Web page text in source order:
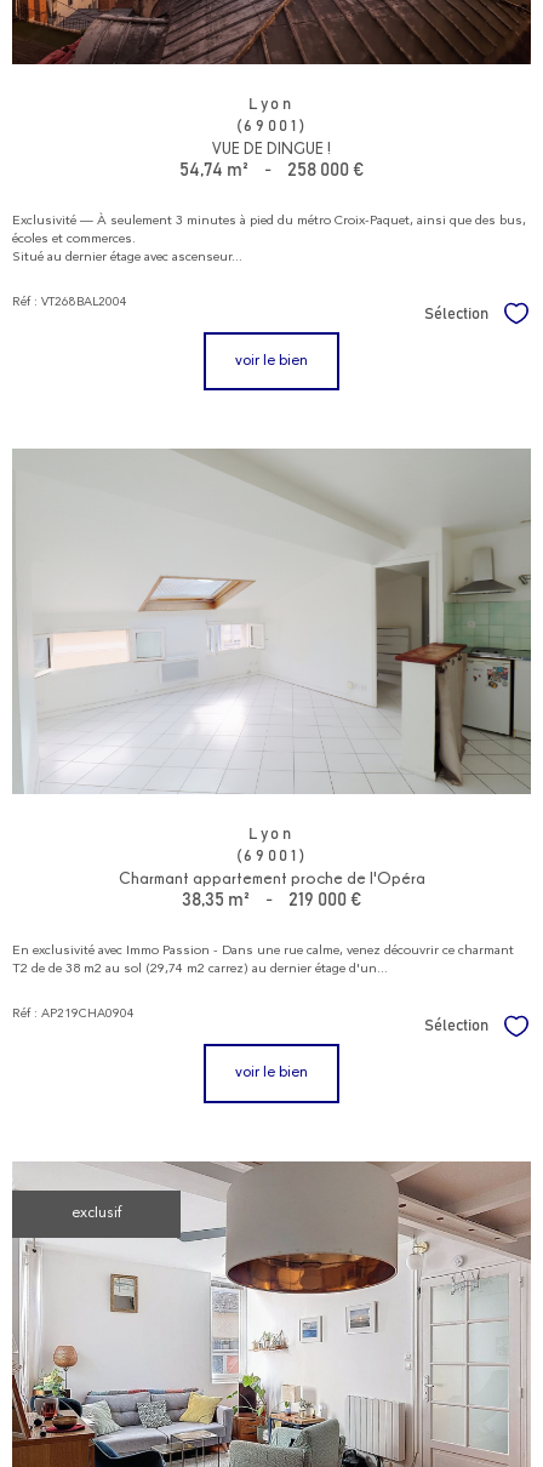
Lyon
(69001)
VUE DE DINGUE !
54,74 m² - 258 000 €
Exclusivité — À seulement 3 minutes à pied du métro Croix-Paquet, ainsi que des bus,
écoles et commerces.
Situé au dernier étage avec ascenseur...
Réf : VT268BAL2004
Sélection
voir le bien
Lyon
(69001)
Charmant appartement proche de l'Opéra
38,35 m² - 219 000 €
En exclusivité avec Immo Passion - Dans une rue calme, venez découvrir ce charmant
T2 de de 38 m2 au sol (29,74 m2 carrez) au dernier étage d'un...
Réf : AP219CHA0904
Sélection
voir le bien
exclusif